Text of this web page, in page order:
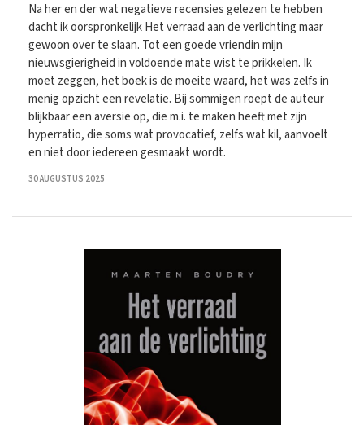
Na her en der wat negatieve recensies gelezen te hebben
dacht ik oorspronkelijk Het verraad aan de verlichting maar
gewoon over te slaan. Tot een goede vriendin mijn
nieuwsgierigheid in voldoende mate wist te prikkelen. Ik
moet zeggen, het boek is de moeite waard, het was zelfs in
menig opzicht een revelatie. Bij sommigen roept de auteur
blijkbaar een aversie op, die m.i. te maken heeft met zijn
hyperratio, die soms wat provocatief, zelfs wat kil, aanvoelt
en niet door iedereen gesmaakt wordt.
30 AUGUSTUS 2025